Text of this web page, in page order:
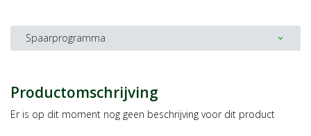
Spaarprogramma expand_more
Productomschrijving
Er is op dit moment nog geen beschrijving voor dit product